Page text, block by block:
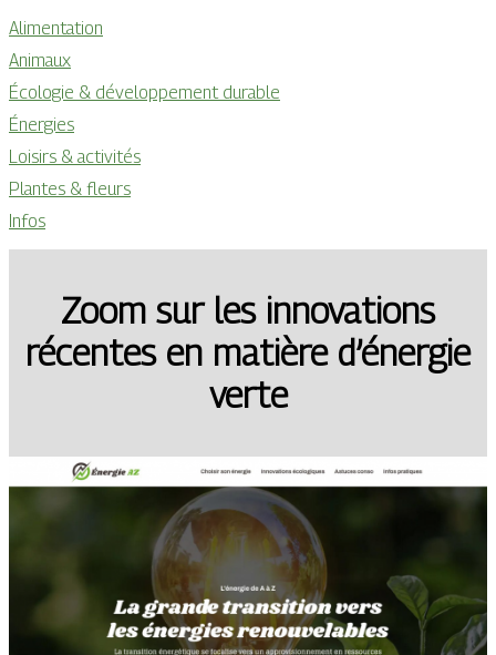
Alimentation
Animaux
Écologie & développement durable
Énergies
Loisirs & activités
Plantes & fleurs
Infos
Zoom sur les innovations
récentes en matière d’énergie
verte